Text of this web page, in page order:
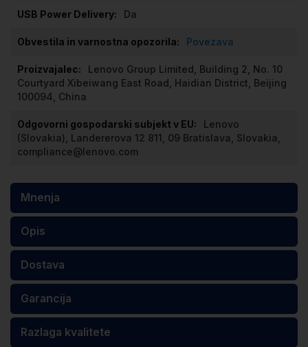
Da
Povezava
Lenovo Group Limited, Building 2, No. 10
Courtyard Xibeiwang East Road, Haidian District, Beijing
100094, China
Lenovo
(Slovakia), Landererova 12 811, 09 Bratislava, Slovakia,
compliance@lenovo.com
Mnenja
Opis
Dostava
Garancija
Razlaga kvalitete